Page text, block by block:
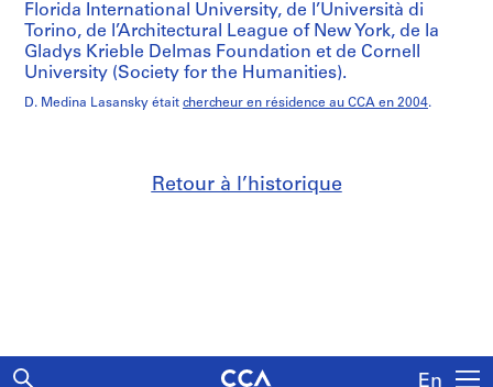
En
Florida International University, de l’Università di
Torino, de l’Architectural League of New York, de la
Gladys Krieble Delmas Foundation et de Cornell
University (Society for the Humanities).
D. Medina Lasansky était chercheur en résidence au CCA en 2004.
Retour à l’historique